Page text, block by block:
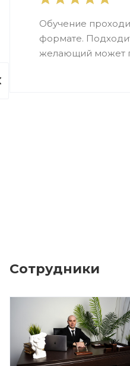
Обучение
формате.
желающий может
Сотрудники